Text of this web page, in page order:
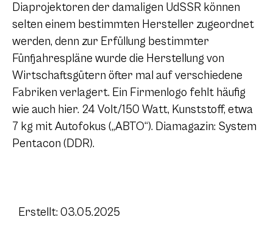
Diaprojektoren der damaligen UdSSR können
selten einem bestimmten Hersteller zugeordnet
werden, denn zur Erfüllung bestimmter
Fünfjahrespläne wurde die Herstellung von
Wirtschaftsgütern öfter mal auf verschiedene
Fabriken verlagert. Ein Firmenlogo fehlt häufig
wie auch hier. 24 Volt/150 Watt, Kunststoff, etwa
7 kg mit Autofokus („ABTO“). Diamagazin: System
Pentacon (DDR).
Erstellt: 03.05.2025